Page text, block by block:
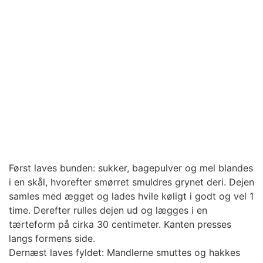
Først laves bunden: sukker, bagepulver og mel blandes
i en skål, hvorefter smørret smuldres grynet deri. Dejen
samles med ægget og lades hvile køligt i godt og vel 1
time. Derefter rulles dejen ud og lægges i en
tærteform på cirka 30 centimeter. Kanten presses
langs formens side.
Dernæst laves fyldet: Mandlerne smuttes og hakkes